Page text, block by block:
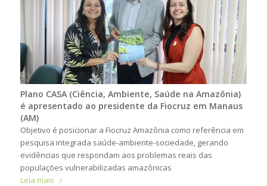
Plano CASA (Ciência, Ambiente, Saúde na Amazônia)
é apresentado ao presidente da Fiocruz em Manaus
(AM)
Objetivo é posicionar a Fiocruz Amazônia como referência em
pesquisa integrada saúde-ambiente-sociedade, gerando
evidências que respondam aos problemas reais das
populações vulnerabilizadas amazônicas
Leia mais